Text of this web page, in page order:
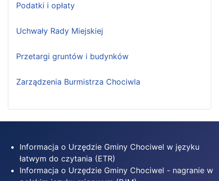
Podatki i opłaty
Uchwały Rady Miejskiej
Przetargi gruntów i budynków
Zarządzenia Burmistrza Chociwla
Informacja o Urzędzie Gminy Chociwel w języku
łatwym do czytania (ETR)
Informacja o Urzędzie Gminy Chociwel - nagranie w